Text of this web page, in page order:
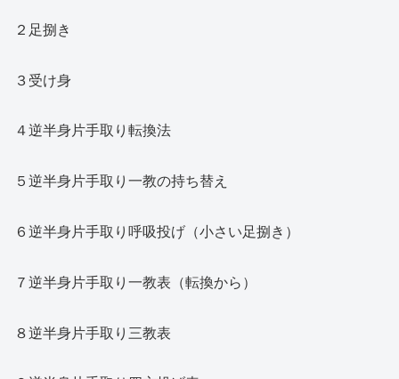
２足捌き
３受け身
４逆半身片手取り転換法
５逆半身片手取り一教の持ち替え
６逆半身片手取り呼吸投げ（小さい足捌き）
７逆半身片手取り一教表（転換から）
８逆半身片手取り三教表